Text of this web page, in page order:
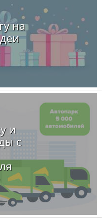
на
и
с